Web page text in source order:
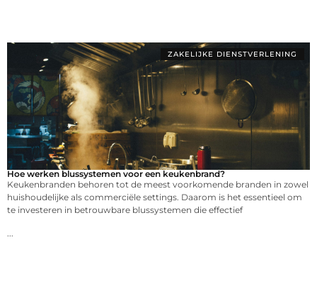
ZAKELIJKE DIENSTVERLENING
Hoe werken blussystemen voor een keukenbrand?
Keukenbranden behoren tot de meest voorkomende branden in zowel
huishoudelijke als commerciële settings. Daarom is het essentieel om
te investeren in betrouwbare blussystemen die effectief